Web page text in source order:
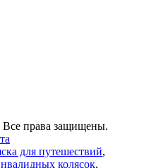
Все права защищены.
для путешествий,
колясок,